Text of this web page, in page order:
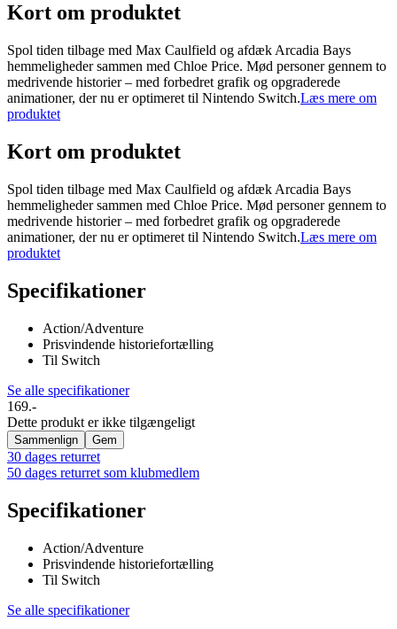
Kort om produktet
Spol tiden tilbage med Max Caulfield og afdæk Arcadia Bays
hemmeligheder sammen med Chloe Price. Mød personer gennem to
medrivende historier – med forbedret grafik og opgraderede
animationer, der nu er optimeret til Nintendo Switch.Læs mere om
produktet
Kort om produktet
Spol tiden tilbage med Max Caulfield og afdæk Arcadia Bays
hemmeligheder sammen med Chloe Price. Mød personer gennem to
medrivende historier – med forbedret grafik og opgraderede
animationer, der nu er optimeret til Nintendo Switch.Læs mere om
produktet
Specifikationer
Action/Adventure
Prisvindende historiefortælling
Til Switch
Se alle specifikationer
169.-
Dette produkt er ikke tilgængeligt
Sammenlign Gem
30 dages returret
50 dages returret som klubmedlem
Specifikationer
Action/Adventure
Prisvindende historiefortælling
Til Switch
Se alle specifikationer